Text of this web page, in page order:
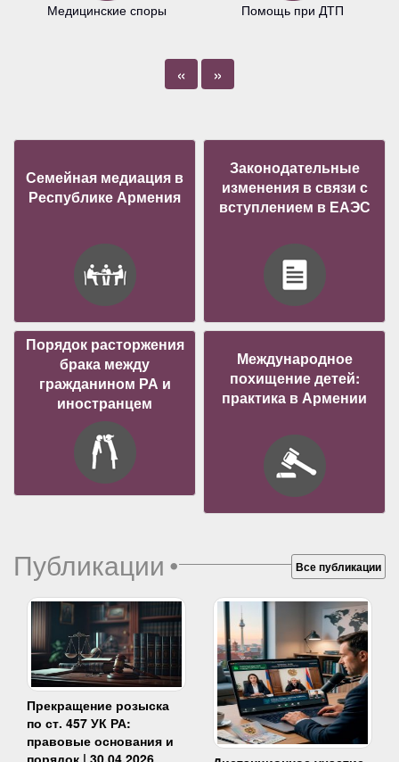
Медицинские споры Помощь при ДТП
« »
Семейная медиация в
Республике Армения
Законодательные
изменения в связи с
вступлением в ЕАЭС
Порядок расторжения
брака между
гражданином РА и
иностранцем
Международное
похищение детей:
практика в Армении
Публикации• Все публикации
Прекращение розыска
по ст. 457 УК РА:
правовые основания и